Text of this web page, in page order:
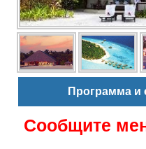
Программа и
Сообщите